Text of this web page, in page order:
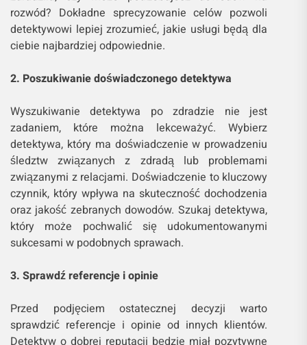
rozwód? Dokładne sprecyzowanie celów pozwoli
detektywowi lepiej zrozumieć, jakie usługi będą dla
ciebie najbardziej odpowiednie.
2. Poszukiwanie doświadczonego detektywa
Wyszukiwanie detektywa po zdradzie nie jest
zadaniem, które można lekceważyć. Wybierz
detektywa, który ma doświadczenie w prowadzeniu
śledztw związanych z zdradą lub problemami
związanymi z relacjami. Doświadczenie to kluczowy
czynnik, który wpływa na skuteczność dochodzenia
oraz jakość zebranych dowodów. Szukaj detektywa,
który może pochwalić się udokumentowanymi
sukcesami w podobnych sprawach.
3. Sprawdź referencje i opinie
Przed podjęciem ostatecznej decyzji warto
sprawdzić referencje i opinie od innych klientów.
Detektyw o dobrej reputacji będzie miał pozytywne